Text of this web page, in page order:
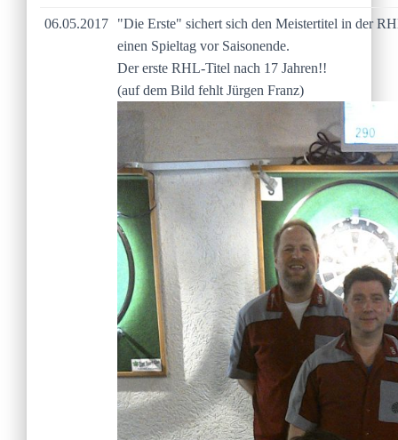
06.05.2017
"Die Erste" sichert sich den Meistertitel in der
einen Spieltag vor Saisonende.
Der erste RHL-Titel nach 17 Jahren!!
(auf dem Bild fehlt Jürgen Franz)